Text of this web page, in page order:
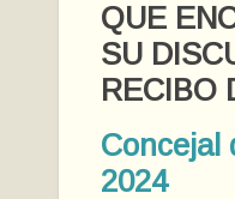
QUE
SU
RECIBO
Concejal
2024